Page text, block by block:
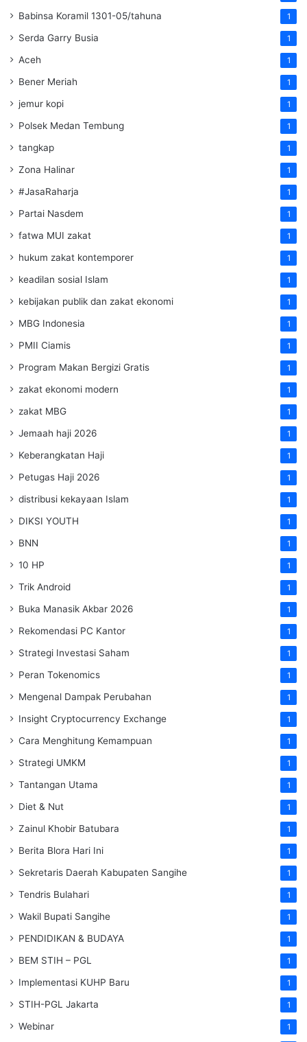
Babinsa Koramil 1301-05/tahuna 1
Serda Garry Busia 1
Aceh 1
Bener Meriah 1
jemur kopi 1
Polsek Medan Tembung 1
tangkap 1
Zona Halinar 1
#JasaRaharja 1
Partai Nasdem 1
fatwa MUI zakat 1
hukum zakat kontemporer 1
keadilan sosial Islam 1
kebijakan publik dan zakat ekonomi 1
MBG Indonesia 1
PMII Ciamis 1
Program Makan Bergizi Gratis 1
zakat ekonomi modern 1
zakat MBG 1
Jemaah haji 2026 1
Keberangkatan Haji 1
Petugas Haji 2026 1
distribusi kekayaan Islam 1
DIKSI YOUTH 1
BNN 1
10 HP 1
Trik Android 1
Buka Manasik Akbar 2026 1
Rekomendasi PC Kantor 1
Strategi Investasi Saham 1
Peran Tokenomics 1
Mengenal Dampak Perubahan 1
Insight Cryptocurrency Exchange 1
Cara Menghitung Kemampuan 1
Strategi UMKM 1
Tantangan Utama 1
Diet & Nut 1
Zainul Khobir Batubara 1
Berita Blora Hari Ini 1
Sekretaris Daerah Kabupaten Sangihe 1
Tendris Bulahari 1
Wakil Bupati Sangihe 1
PENDIDIKAN & BUDAYA 1
BEM STIH – PGL 1
Implementasi KUHP Baru 1
STIH-PGL Jakarta 1
Webinar 1